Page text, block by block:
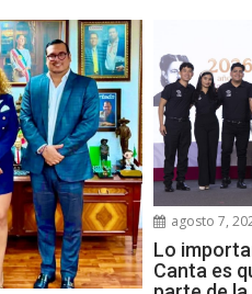
agosto 7,
Lo
Canta es